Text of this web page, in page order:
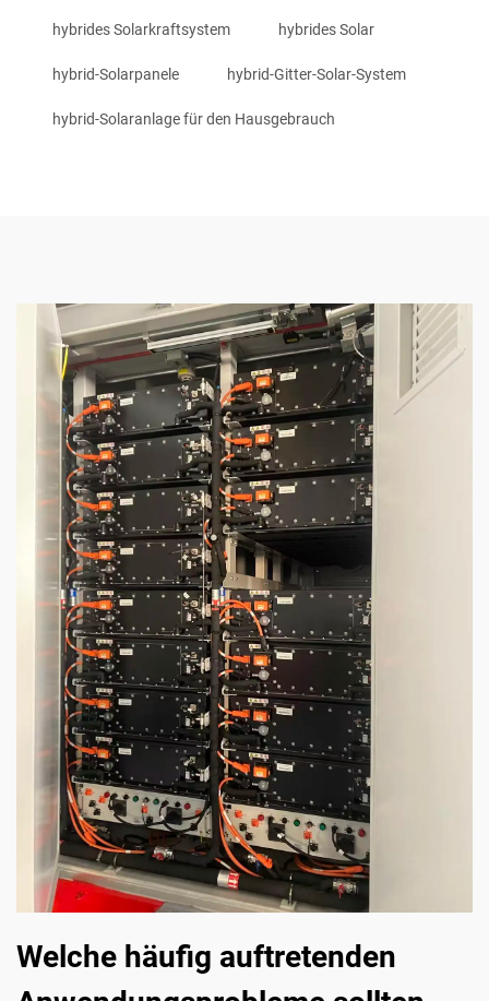
hybrides Solarkraftsystem hybrides Solar
hybrid-Solarpanele hybrid-Gitter-Solar-System
hybrid-Solaranlage für den Hausgebrauch
Welche häufig auftretenden